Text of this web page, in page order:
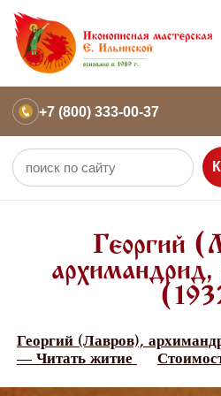
+7 (800) 333-00-37
Георгий
архимандрид,
Георгий (Лавров),
— Читать житие